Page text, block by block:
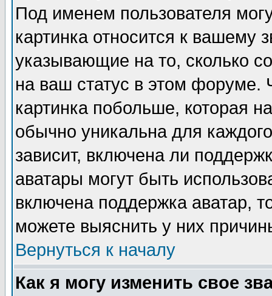
Под именем пользователя
картинка относится к вашему
указывающие на то, сколько
на ваш статус в этом форуме.
картинка побольше, которая
обычно уникальна для
зависит, включена ли
аватары могут быть
включена поддержка аватар,
можете выяснить у них
Вернуться к началу
Как я могу изменить свое